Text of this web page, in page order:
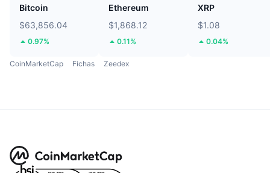
Bitcoin
$63,856.04
0.97%
Ethereum
$1,868.12
0.11%
XRP
$1.08
0.04%
CoinMarketCap Fichas Zeedex